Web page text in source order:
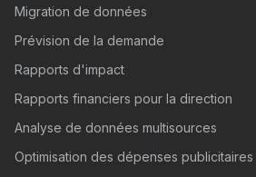
Migration de données
Prévision de la demande
Rapports d'impact
Rapports financiers pour la direction
Analyse de données multisources
Optimisation des dépenses publicitaires